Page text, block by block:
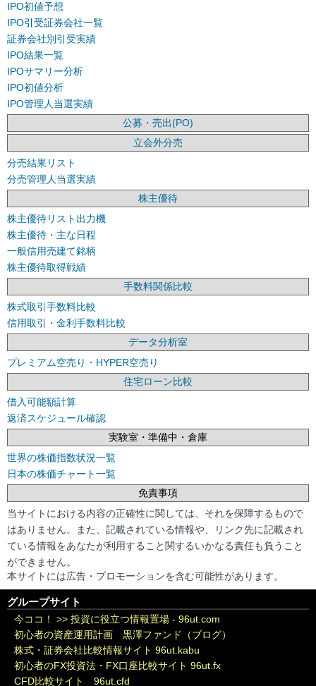
IPO初値予想
IPO引受証券会社一覧
証券会社別引受実績
IPO結果一覧
IPOサマリー分析
IPO初値分析
IPO管理人当選実績
公募・売出(PO)
立会外分売
分売結果リスト
分売管理人当選実績
株主優待
株主優待リスト出力機
株主優待・主な日程
一般信用売建て銘柄
株主優待取得戦績
手数料関係比較
株式取引手数料比較
信用取引・金利手数料比較
データ分析室
プレミアム空売り・HYPER空売り
住宅ローン比較
借入可能額計算
返済スケジュール確認
実験室・準備中・倉庫
世界の株価指数状況一覧
日本の株価チャート一覧
免責事項
当サイトにおける内容の正確性に関しては、それを保障するもので
はありません。また、記載されている情報や、リンク先に記載され
ている情報をあなたが利用すること関するいかなる責任も負うこと
ができません。
本サイトには広告・プロモーションを含む可能性があります。
グループサイト
今ココ！ >> 投資に役立つ情報置場 - 96ut.com
初心者の資産運用計画 黒澤ファンド（ブログ）
株式・証券会社比較情報サイト 96ut.kabu
初心者のFX投資法・FX口座比較サイト 96ut.fx
CFD比較サイト 96ut.cfd